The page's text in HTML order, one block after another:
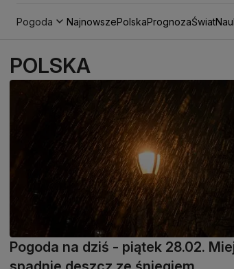
Pogoda NajnowszePolskaPrognozaŚwiat
POLSKA
Pogoda na dziś - piątek 28.02.